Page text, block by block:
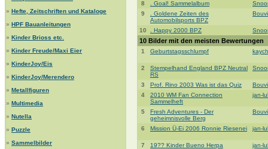
» Hefte, Zeitschriften und Kataloge
» HPF Bauanleitungen
» Kinder Brioss etc.
» Kinder Freude/Maxi Eier
» KinderJoy/Eis
» KinderJoy/Merendero
» Metallfiguren
» Multimedia
» Nutella
» Puzzle
» Sammelbilder
8 . Goal! Sammelalbum
9
. Goldene Zeiten des
Automobilsports BPZ
10 . Happy 2000 BPZ
10 Bilder mit den meisten Bewertungen
1 Geburtstagsschlumpf
2
Stempelhand England BPZ Neutral
RS
3 Prof. Rino 2003 Was ist das Quiz
4
2010 WM Fan Connection
Sammelheft
jan-
5
Fresh Adventures - Der
geheimnisvolle Berg
6 Mission Ü-Ei 2006 Ronnie Riesenei jan-
7 19?? Kinder Bueno Herpa
jan-